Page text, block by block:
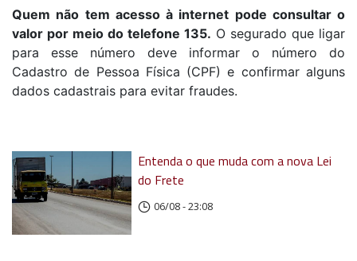
Quem não tem acesso à internet pode consultar o
valor por meio do telefone 135. O segurado que ligar
para esse número deve informar o número do
Cadastro de Pessoa Física (CPF) e confirmar alguns
dados cadastrais para evitar fraudes.
Entenda o que muda com a nova Lei
do Frete
06/08 - 23:08